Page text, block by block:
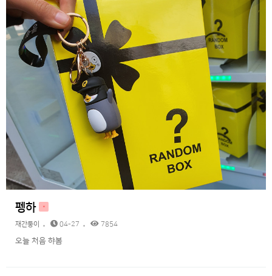
펭하 H
재간둥이 04-27 7854
오늘 처음 햐봄